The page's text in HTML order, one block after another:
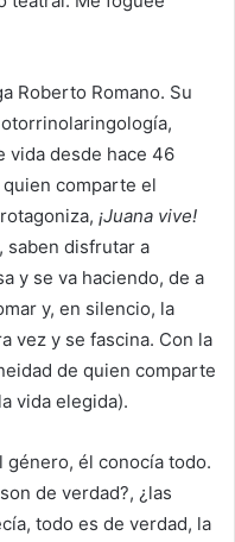
Roberto Romano. Su
vida desde hace 46
comparte el
¡Juana vive!
saben disfrutar a
y se va haciendo, de a
y, en silencio, la
vez y se fascina. Con la
de quien comparte
vida elegida).
género, él conocía todo.
de verdad?, ¿las
todo es de verdad, la